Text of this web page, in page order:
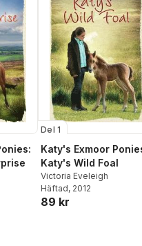
Del 1
Katy's Exmoor
Katy's Wild Foal
Victoria Eveleigh
Häftad, 2012
89 kr